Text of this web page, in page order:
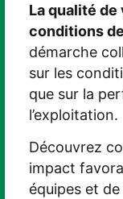
La qualité de
conditions
démarche
sur les
que sur la
l’exploitation.
Découvrez
impact
équipes et